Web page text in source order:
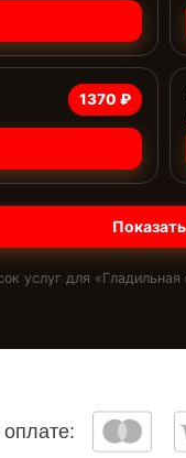
1370 ₽
услуг для «Гладильная